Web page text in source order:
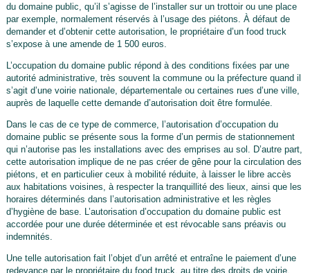
du domaine public, qu’il s’agisse de l’installer sur un trottoir ou une place
par exemple, normalement réservés à l’usage des piétons. À défaut de
demander et d’obtenir cette autorisation, le propriétaire d’un food truck
s’expose à une amende de 1 500 euros.
L’occupation du domaine public répond à des conditions fixées par une
autorité administrative, très souvent la commune ou la préfecture quand il
s’agit d’une voirie nationale, départementale ou certaines rues d’une ville,
auprès de laquelle cette demande d’autorisation doit être formulée.
Dans le cas de ce type de commerce, l’autorisation d’occupation du
domaine public se présente sous la forme d’un permis de stationnement
qui n’autorise pas les installations avec des emprises au sol. D’autre part,
cette autorisation implique de ne pas créer de gêne pour la circulation des
piétons, et en particulier ceux à mobilité réduite, à laisser le libre accès
aux habitations voisines, à respecter la tranquillité des lieux, ainsi que les
horaires déterminés dans l’autorisation administrative et les règles
d’hygiène de base. L’autorisation d’occupation du domaine public est
accordée pour une durée déterminée et est révocable sans préavis ou
indemnités.
Une telle autorisation fait l’objet d’un arrêté et entraîne le paiement d’une
redevance par le propriétaire du food truck, au titre des droits de voirie.